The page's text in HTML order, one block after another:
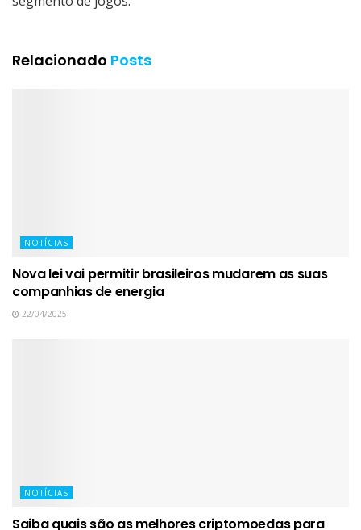
Relacionado Posts
NOTÍCIAS
Nova lei vai permitir brasileiros mudarem as suas
companhias de energia
22/04/2025
NOTÍCIAS
Saiba quais são as melhores criptomoedas para